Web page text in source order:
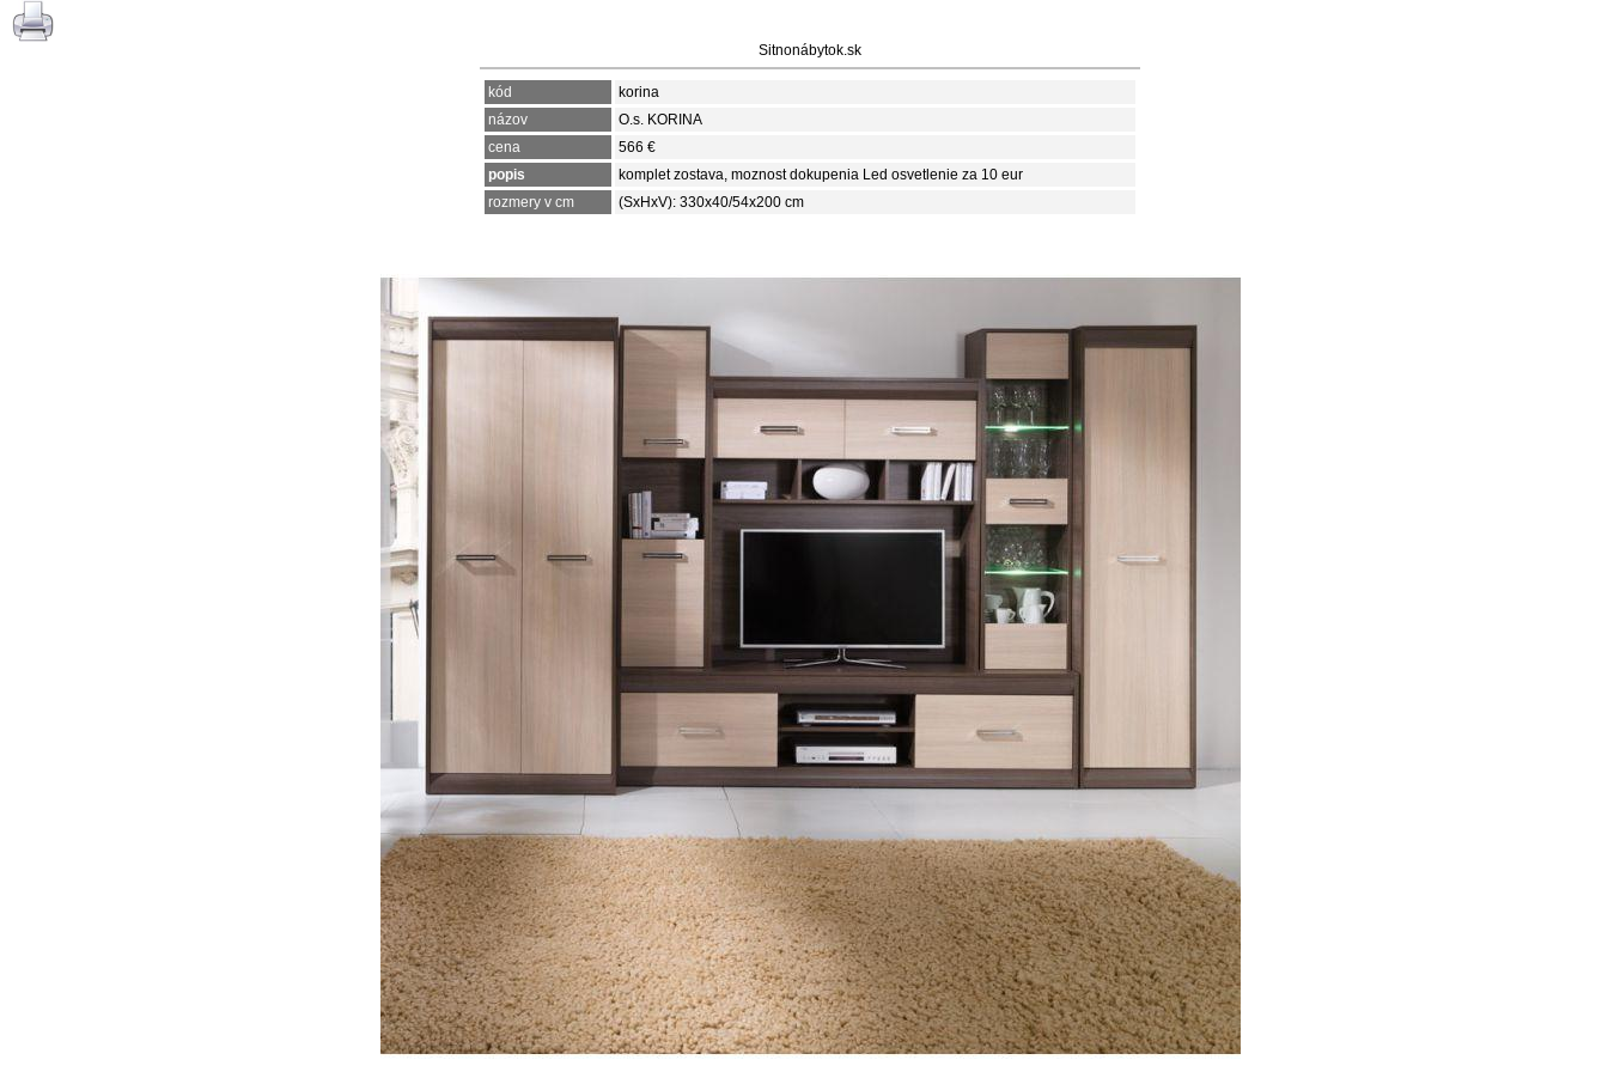
Sitnonábytok.sk
kód
korina
názov
O.s. KORINA
cena
566 €
popis
komplet zostava, moznost dokupenia Led osvetlenie za 10 eur
rozmery v cm
(SxHxV): 330x40/54x200 cm